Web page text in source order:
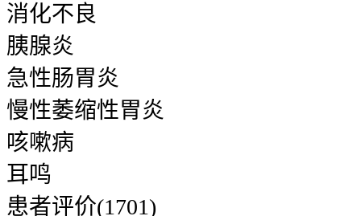
消化不良
胰腺炎
急性肠胃炎
慢性萎缩性胃炎
咳嗽病
耳鸣
患者评价(1701)